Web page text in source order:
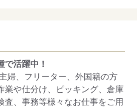
らでもOK！もちろん私服でも
す。WEBや電話での面接も可
張面接も可能ですのでお声が
で活躍中！
婦、フリーター、外国籍の方
業や仕分け、ピッキング、倉庫
、事務等様々なお仕事をご用